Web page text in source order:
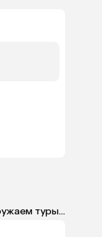
туры...